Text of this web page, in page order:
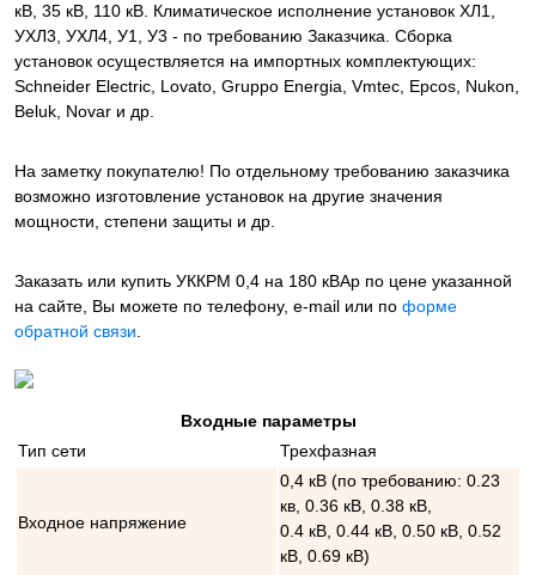
кВ, 35 кВ, 110 кВ. Климатическое исполнение установок ХЛ1,
УХЛ3, УХЛ4, У1, У3 - по требованию Заказчика. Сборка
установок осуществляется на импортных комплектующих:
Schneider Electric, Lovato, Gruppo Energia, Vmtec, Epcos, Nukon,
Beluk, Novar и др.
На заметку покупателю! По отдельному требованию заказчика
возможно изготовление установок на другие значения
мощности, степени защиты и др.
Заказать или купить УККРМ 0,4 на 180 кВАр по цене указанной
на сайте, Вы можете по телефону, e-mail или по форме
обратной связи.
Входные параметры
Тип сети
Трехфазная
Входное напряжение
0,4 кВ (по требованию: 0.23
кв, 0.36 кВ, 0.38 кВ,
0.4 кВ, 0.44 кВ, 0.50 кВ, 0.52
кВ, 0.69 кВ)